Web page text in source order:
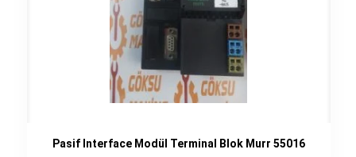
Pasif Interface Modül Terminal Blok Murr 55016